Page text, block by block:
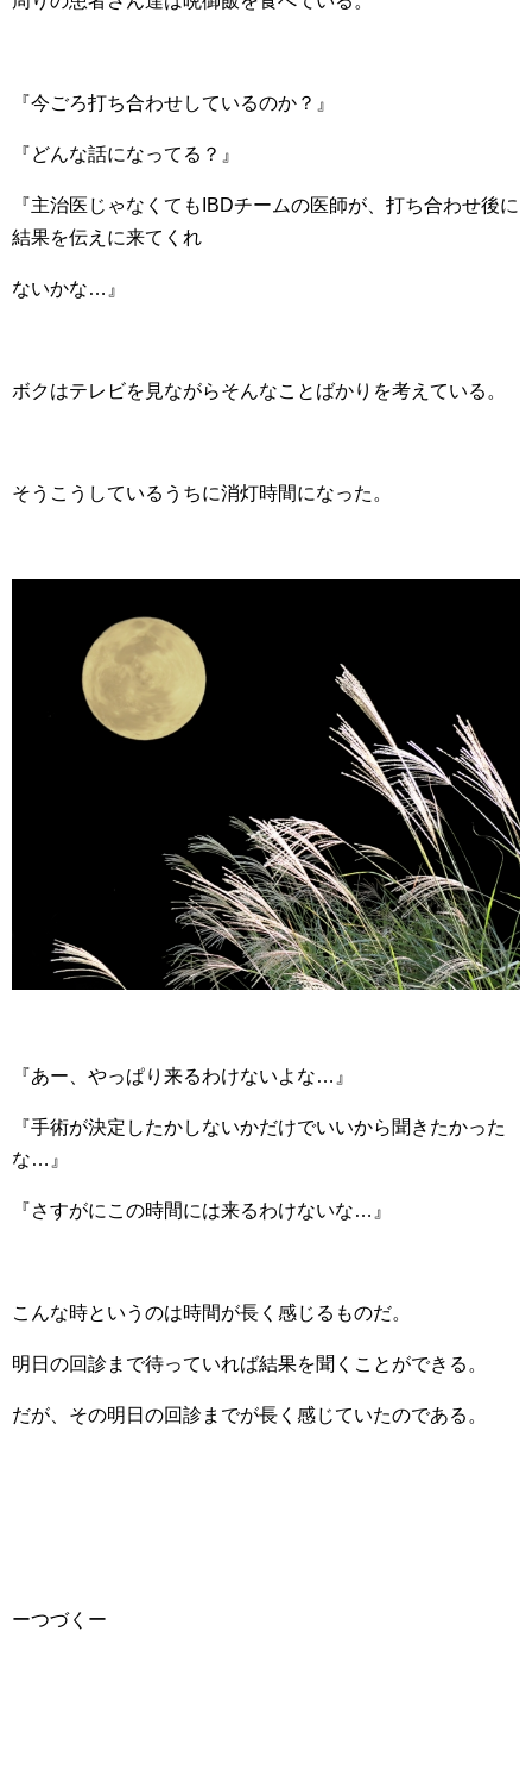
『今ごろ打ち合わせしているのか？』
『どんな話になってる？』
『主治医じゃなくてもIBDチームの医師が、打ち合わせ後に
結果を伝えに来てくれ
ないかな…』
ボクはテレビを見ながらそんなことばかりを考えている。
そうこうしているうちに消灯時間になった。
『あー、やっぱり来るわけないよな…』
『手術が決定したかしないかだけでいいから聞きたかった
な…』
『さすがにこの時間には来るわけないな…』
こんな時というのは時間が長く感じるものだ。
明日の回診まで待っていれば結果を聞くことができる。
だが、その明日の回診までが長く感じていたのである。
ーつづくー